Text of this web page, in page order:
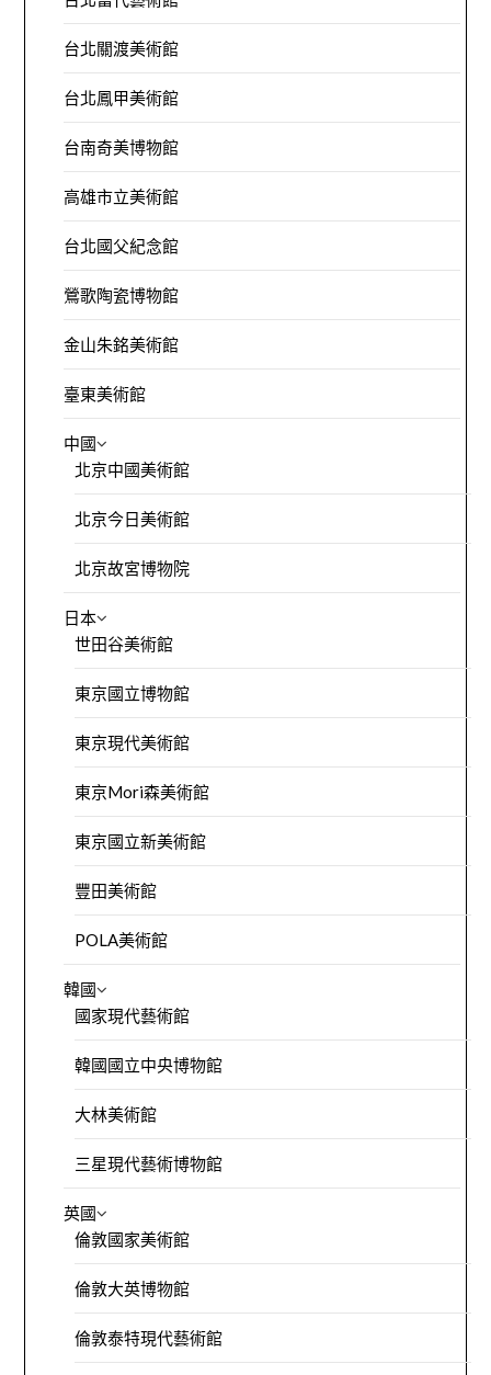
台北關渡美術館
台北鳳甲美術館
台南奇美博物館
高雄市立美術館
台北國父紀念館
鶯歌陶瓷博物館
金山朱銘美術館
臺東美術館
中國
北京中國美術館
北京今日美術館
北京故宮博物院
日本
世田谷美術館
東京國立博物館
東京現代美術館
東京Mori森美術館
東京國立新美術館
豐田美術館
POLA美術館
韓國
國家現代藝術館
韓國國立中央博物館
大林美術館
三星現代藝術博物館
英國
倫敦國家美術館
倫敦大英博物館
倫敦泰特現代藝術館